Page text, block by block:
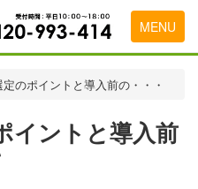
MENU
のポイントと導入前の・・・
イントと導入前